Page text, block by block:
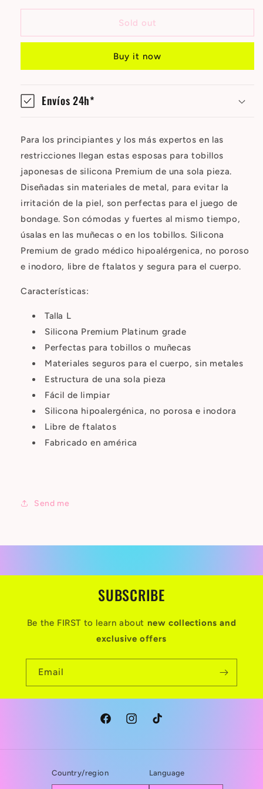
Japonesas
Bondage
Talla
Rojo
Japonesas
Bondage
Premium
Talla
Rojo
Sold out
Buy it now
Envíos 24h*
Para los principiantes y los más expertos en las
restricciones llegan estas esposas para tobillos
japonesas de silicona Premium de una sola pieza.
Diseñadas sin materiales de metal, para evitar la
irritación de la piel, son perfectas para el juego de
bondage. Son cómodas y fuertes al mismo tiempo,
úsalas en las muñecas o en los tobillos. Silicona
Premium de grado médico hipoalérgenica, no poroso
e inodoro, libre de ftalatos y segura para el cuerpo.
Características:
Talla L
Silicona Premium Platinum grade
Perfectas para tobillos o muñecas
Materiales seguros para el cuerpo, sin metales
Estructura de una sola pieza
Fácil de limpiar
Silicona hipoalergénica, no porosa e inodora
Libre de ftalatos
Fabricado en américa
Send me
SUBSCRIBE
Be the FIRST to learn about new collections and
exclusive offers
Email
FacebookInstagramTikTok
Country/region Language